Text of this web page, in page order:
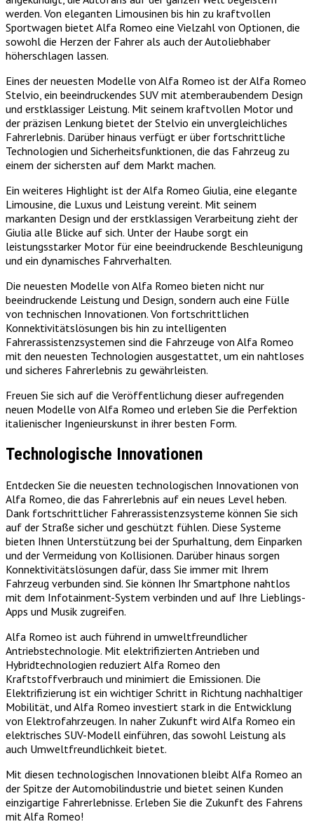
werden. Von eleganten Limousinen bis hin zu kraftvollen
Sportwagen bietet Alfa Romeo eine Vielzahl von Optionen, die
sowohl die Herzen der Fahrer als auch der Autoliebhaber
höherschlagen lassen.
Eines der neuesten Modelle von Alfa Romeo ist der Alfa Romeo
Stelvio, ein beeindruckendes SUV mit atemberaubendem Design
und erstklassiger Leistung. Mit seinem kraftvollen Motor und
der präzisen Lenkung bietet der Stelvio ein unvergleichliches
Fahrerlebnis. Darüber hinaus verfügt er über fortschrittliche
Technologien und Sicherheitsfunktionen, die das Fahrzeug zu
einem der sichersten auf dem Markt machen.
Ein weiteres Highlight ist der Alfa Romeo Giulia, eine elegante
Limousine, die Luxus und Leistung vereint. Mit seinem
markanten Design und der erstklassigen Verarbeitung zieht der
Giulia alle Blicke auf sich. Unter der Haube sorgt ein
leistungsstarker Motor für eine beeindruckende Beschleunigung
und ein dynamisches Fahrverhalten.
Die neuesten Modelle von Alfa Romeo bieten nicht nur
beeindruckende Leistung und Design, sondern auch eine Fülle
von technischen Innovationen. Von fortschrittlichen
Konnektivitätslösungen bis hin zu intelligenten
Fahrerassistenzsystemen sind die Fahrzeuge von Alfa Romeo
mit den neuesten Technologien ausgestattet, um ein nahtloses
und sicheres Fahrerlebnis zu gewährleisten.
Freuen Sie sich auf die Veröffentlichung dieser aufregenden
neuen Modelle von Alfa Romeo und erleben Sie die Perfektion
italienischer Ingenieurskunst in ihrer besten Form.
Technologische Innovationen
Entdecken Sie die neuesten technologischen Innovationen von
Alfa Romeo, die das Fahrerlebnis auf ein neues Level heben.
Dank fortschrittlicher Fahrerassistenzsysteme können Sie sich
auf der Straße sicher und geschützt fühlen. Diese Systeme
bieten Ihnen Unterstützung bei der Spurhaltung, dem Einparken
und der Vermeidung von Kollisionen. Darüber hinaus sorgen
Konnektivitätslösungen dafür, dass Sie immer mit Ihrem
Fahrzeug verbunden sind. Sie können Ihr Smartphone nahtlos
mit dem Infotainment-System verbinden und auf Ihre Lieblings-
Apps und Musik zugreifen.
Alfa Romeo ist auch führend in umweltfreundlicher
Antriebstechnologie. Mit elektrifizierten Antrieben und
Hybridtechnologien reduziert Alfa Romeo den
Kraftstoffverbrauch und minimiert die Emissionen. Die
Elektrifizierung ist ein wichtiger Schritt in Richtung nachhaltiger
Mobilität, und Alfa Romeo investiert stark in die Entwicklung
von Elektrofahrzeugen. In naher Zukunft wird Alfa Romeo ein
elektrisches SUV-Modell einführen, das sowohl Leistung als
auch Umweltfreundlichkeit bietet.
Mit diesen technologischen Innovationen bleibt Alfa Romeo an
der Spitze der Automobilindustrie und bietet seinen Kunden
einzigartige Fahrerlebnisse. Erleben Sie die Zukunft des Fahrens
mit Alfa Romeo!